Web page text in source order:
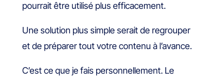
pourrait être utilisé plus efficacement.
Une solution plus simple serait de regrouper
et de préparer tout votre contenu à l’avance.
C’est ce que je fais personnellement. Le